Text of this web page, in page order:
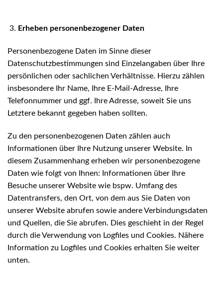
Erheben personenbezogener Daten
Personenbezogene Daten im Sinne dieser
Datenschutzbestimmungen sind Einzelangaben über Ihre
persönlichen oder sachlichen Verhältnisse. Hierzu zählen
insbesondere Ihr Name, Ihre E-Mail-Adresse, Ihre
Telefonnummer und ggf. Ihre Adresse, soweit Sie uns
Letztere bekannt gegeben haben sollten.
Zu den personenbezogenen Daten zählen auch
Informationen über Ihre Nutzung unserer Website. In
diesem Zusammenhang erheben wir personenbezogene
Daten wie folgt von Ihnen: Informationen über Ihre
Besuche unserer Website wie bspw. Umfang des
Datentransfers, den Ort, von dem aus Sie Daten von
unserer Website abrufen sowie andere Verbindungsdaten
und Quellen, die Sie abrufen. Dies geschieht in der Regel
durch die Verwendung von Logfiles und Cookies. Nähere
Information zu Logfiles und Cookies erhalten Sie weiter
unten.